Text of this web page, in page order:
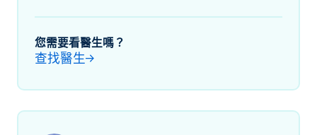
您需要看醫生嗎？
查找醫生